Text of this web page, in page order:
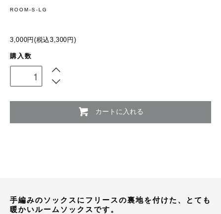
ROOM-S-LG
3,000円(税込3,300円)
購入数
カートに入れる
手編みのソックスにフリースの裏地を付けた、とても
暖かいルームソックスです。